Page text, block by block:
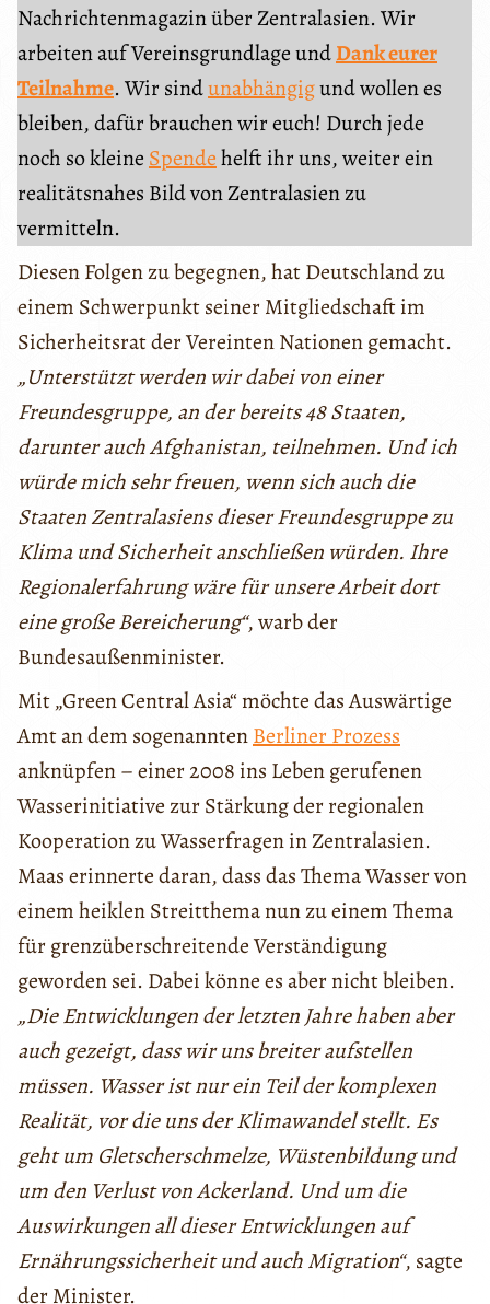
Nachrichtenmagazin über Zentralasien. Wir
arbeiten auf Vereinsgrundlage undDank eurer
Teilnahme. Wir sindunabhängigund wollen es
bleiben, dafür brauchen wir euch! Durch jede
noch so kleine Spendehelft ihr uns, weiter ein
realitätsnahes Bild von Zentralasien zu
vermitteln.
Diesen Folgen zu begegnen, hat Deutschland zu
einem Schwerpunkt seiner Mitgliedschaft im
Sicherheitsrat der Vereinten Nationen gemacht.
„Unterstützt werden wir dabei von einer
Freundesgruppe, an der bereits 48 Staaten,
darunter auch Afghanistan, teilnehmen. Und ich
würde mich sehr freuen, wenn sich auch die
Staaten Zentralasiens dieser Freundesgruppe zu
Klima und Sicherheit anschließen würden. Ihre
Regionalerfahrung wäre für unsere Arbeit dort
eine große Bereicherung“, warb der
Bundesaußenminister.
Mit „Green Central Asia“ möchte das Auswärtige
Amt an dem sogenanntenBerliner Prozess
anknüpfen – einer 2008 ins Leben gerufenen
Wasserinitiative zur Stärkung der regionalen
Kooperation zu Wasserfragen in Zentralasien.
Maas erinnerte daran, dass das Thema Wasser von
einem heiklen Streitthema nun zu einem Thema
für grenzüberschreitende Verständigung
geworden sei. Dabei könne es aber nicht bleiben.
„Die Entwicklungen der letzten Jahre haben aber
auch gezeigt, dass wir uns breiter aufstellen
müssen. Wasser ist nur ein Teil der komplexen
Realität, vor die uns der Klimawandel stellt. Es
geht um Gletscherschmelze, Wüstenbildung und
um den Verlust von Ackerland. Und um die
Auswirkungen all dieser Entwicklungen auf
Ernährungssicherheit und auch Migration“, sagte
der Minister.